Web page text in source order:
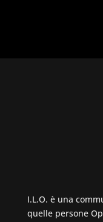
I.L.O. è una
quelle persone